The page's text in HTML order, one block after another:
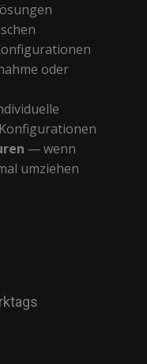
oder
— wenn
umziehen